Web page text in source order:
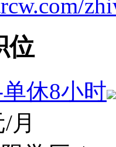
位
休8小时
月